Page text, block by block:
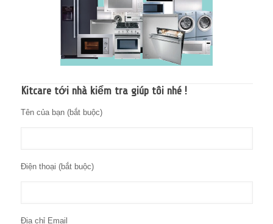
Kitcare tới nhà kiểm tra giúp tôi nhé !
Tên của bạn (bắt buộc)
Điện thoại (bắt buộc)
Địa chỉ Email